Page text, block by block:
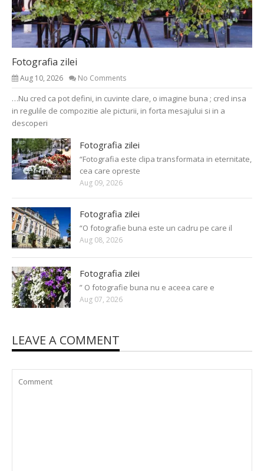
Fotografia zilei
Aug 10, 2026 No Comments
…Nu cred ca pot defini, in cuvinte clare, o imagine buna ; cred insa
in regulile de compozitie ale picturii, in forta mesajului si in a
descoperi
Fotografia zilei
“Fotografia este clipa transformata in eternitate,
cea care opreste
Aug 09, 2026
Fotografia zilei
“O fotografie buna este un cadru pe care il
Aug 08, 2026
Fotografia zilei
” O fotografie buna nu e aceea care e
Aug 07, 2026
LEAVE A COMMENT